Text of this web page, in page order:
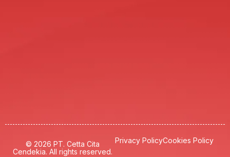
© 2026 PT. Cetta Cita
Cendekia. All rights reserved.
Privacy PolicyCookies Policy